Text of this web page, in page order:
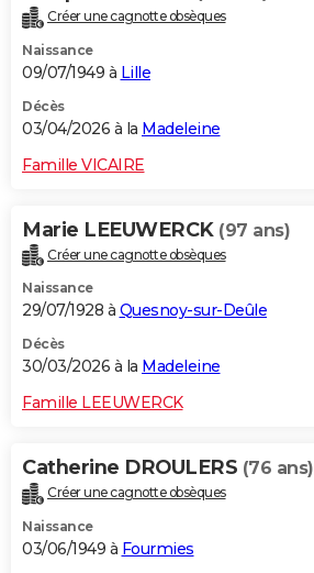
Créer une cagnotte obsèques
Naissance
09/07/1949 à Lille
Décès
03/04/2026 à la Madeleine
Famille VICAIRE
Marie LEEUWERCK (97 ans)
Créer une cagnotte obsèques
Naissance
29/07/1928 à Quesnoy-sur-Deûle
Décès
30/03/2026 à la Madeleine
Famille LEEUWERCK
Catherine DROULERS (76 ans)
Créer une cagnotte obsèques
Naissance
03/06/1949 à Fourmies